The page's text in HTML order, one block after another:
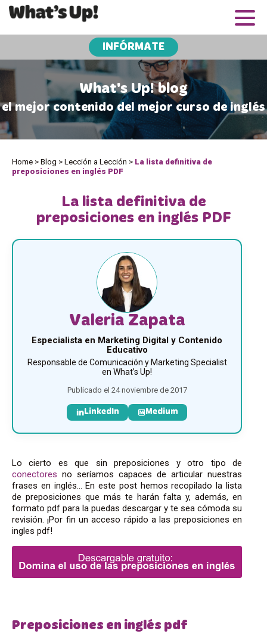
INFÓRMATE
What's Up! blog
el mejor contenido del mejor curso de inglés
Home > Blog > Lección a Lección > La lista definitiva de
preposiciones en inglés PDF
La lista definitiva de
preposiciones en inglés PDF
Valeria Zapata
Especialista en Marketing Digital y Contenido
Educativo
Responsable de Comunicación y Marketing Specialist
en What’s Up!
Publicado el 24 noviembre de 2017
LinkedIn Medium
Lo cierto es que sin preposiciones y otro tipo de
conectores no seríamos capaces de articular nuestras
frases en inglés… En este post hemos recopilado la lista
de preposiciones que más te harán falta y, además, en
formato pdf para la puedas descargar y te sea cómoda su
revisión. ¡Por fin un acceso rápido a las preposiciones en
ingles pdf!
Preposiciones en inglés pdf